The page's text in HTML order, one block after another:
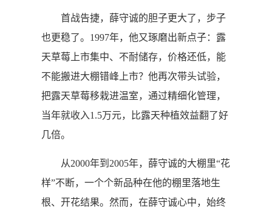
首战告捷，薛守诚的胆子更大了，步子
也更稳了。1997年，他又琢磨出新点子：露
天草莓上市集中、不耐储存，价格还低，能
不能搬进大棚错峰上市？他再次带头试验，
把露天草莓移栽进温室，通过精细化管理，
当年就收入1.5万元，比露天种植效益翻了好
几倍。
从2000年到2005年，薛守诚的大棚里“花
样”不断，一个个新品种在他的棚里落地生
根、开花结果。然而，在薛守诚心中，始终